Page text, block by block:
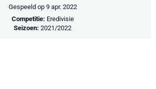
Gespeeld op 9 apr. 2022
Competitie: Eredivisie
Seizoen: 2021/2022